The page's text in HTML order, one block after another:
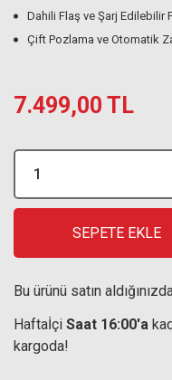
Dahili Flaş ve Şarj Edilebilir
Çift Pozlama ve Otomatik
7.499,00 TL
SEPETE EKLE
Bu ürünü satın
Haftaİçi Saat 16:00'a
kargoda!